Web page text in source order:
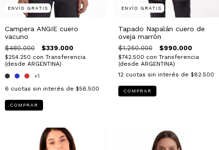
ENVÍO GRATIS
Campera ANGIE cuero
vacuno
$480.000 $339.000
$254.250 con Transferencia
(desde ARGENTINA)
+1
6 cuotas sin interés de $56.500
COMPRAR
ENVÍO GRATIS
Tapado Napalán cuero de
oveja marrón
$1.250.000 $990.000
$742.500 con Transferencia
(desde ARGENTINA)
12 cuotas sin interés de $82.500
COMPRAR